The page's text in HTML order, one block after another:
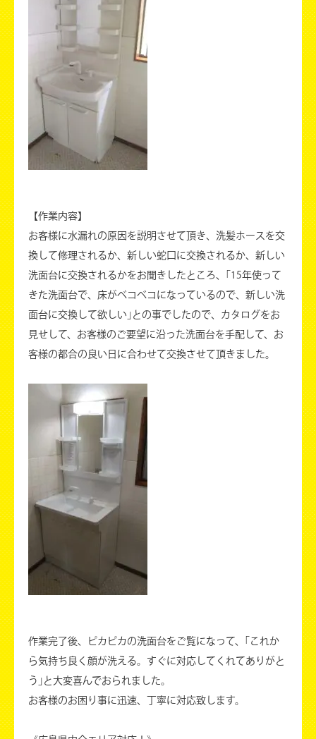
【作業内容】
お客様に水漏れの原因を説明させて頂き、洗髪ホースを交
換して修理されるか、新しい蛇口に交換されるか、新しい
洗面台に交換されるかをお聞きしたところ、｢15年使って
きた洗面台で、床がベコベコになっているので、新しい洗
面台に交換して欲しい｣との事でしたので、カタログをお
見せして、お客様のご要望に沿った洗面台を手配して、お
客様の都合の良い日に合わせて交換させて頂きました。
作業完了後、ピカピカの洗面台をご覧になって、｢これか
ら気持ち良く顔が洗える。すぐに対応してくれてありがと
う｣と大変喜んでおられました。
お客様のお困り事に迅速、丁寧に対応致します。